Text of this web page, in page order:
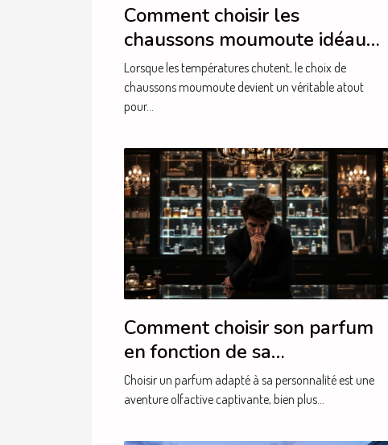
Comment choisir les
chaussons moumoute idéaux
pour l'hiver ?
Lorsque les températures chutent, le choix de
chaussons moumoute devient un véritable atout
pour...
Comment choisir son parfum
en fonction de sa
personnalité?
Choisir un parfum adapté à sa personnalité est une
aventure olfactive captivante, bien plus...